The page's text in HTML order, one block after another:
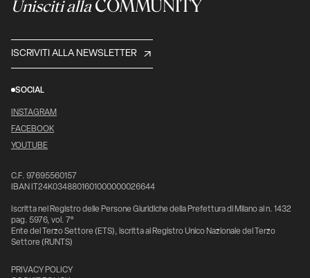
Unisciti allaCOMMUNITY
ISCRIVITI ALLA NEWSLETTER
SOCIAL
INSTAGRAM
FACEBOOK
YOUTUBE
C.F. 97695560157
IBAN IT24K0348801601000000026644
Iscritta nel Registro delle Persone Giuridiche della Prefettura di Milano al n. 1432
pag. 5976, vol. 7°
Ente del Terzo Settore (ETS), iscritta al Registro Unico Nazionale del Terzo
Settore (RUNTS)
PRIVACY POLICY